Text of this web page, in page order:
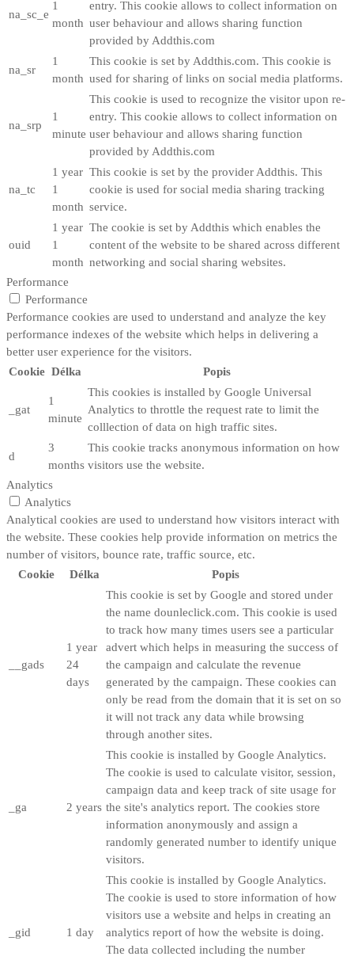
na_sc_e
1
month
entry. This cookie allows to collect information on
user behaviour and allows sharing function
provided by Addthis.com
na_sr
1
month
This cookie is set by Addthis.com. This cookie is
used for sharing of links on social media platforms.
na_srp
1
minute
This cookie is used to recognize the visitor upon re-
entry. This cookie allows to collect information on
user behaviour and allows sharing function
provided by Addthis.com
na_tc
1 year
1
month
This cookie is set by the provider Addthis. This
cookie is used for social media sharing tracking
service.
ouid
1 year
1
month
The cookie is set by Addthis which enables the
content of the website to be shared across different
networking and social sharing websites.
Performance
Performance
Performance cookies are used to understand and analyze the key
performance indexes of the website which helps in delivering a
better user experience for the visitors.
Cookie Délka Popis
_gat
1
minute
This cookies is installed by Google Universal
Analytics to throttle the request rate to limit the
colllection of data on high traffic sites.
d
3
months
This cookie tracks anonymous information on how
visitors use the website.
Analytics
Analytics
Analytical cookies are used to understand how visitors interact with
the website. These cookies help provide information on metrics the
number of visitors, bounce rate, traffic source, etc.
Cookie
Délka Popis
__gads
1 year
24
days
This cookie is set by Google and stored under
the name dounleclick.com. This cookie is used
to track how many times users see a particular
advert which helps in measuring the success of
the campaign and calculate the revenue
generated by the campaign. These cookies can
only be read from the domain that it is set on so
it will not track any data while browsing
through another sites.
_ga 2 years
This cookie is installed by Google Analytics.
The cookie is used to calculate visitor, session,
campaign data and keep track of site usage for
the site's analytics report. The cookies store
information anonymously and assign a
randomly generated number to identify unique
visitors.
_gid 1 day
This cookie is installed by Google Analytics.
The cookie is used to store information of how
visitors use a website and helps in creating an
analytics report of how the website is doing.
The data collected including the number